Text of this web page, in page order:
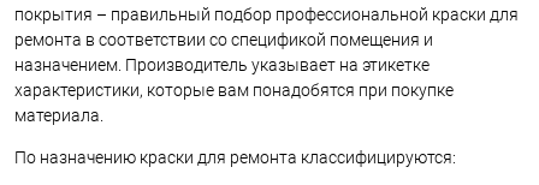
покрытия – правильный подбор профессиональной краски для
ремонта в соответствии со спецификой помещения и
назначением. Производитель указывает на этикетке
характеристики, которые вам понадобятся при покупке
материала.
По назначению краски для ремонта классифицируются: